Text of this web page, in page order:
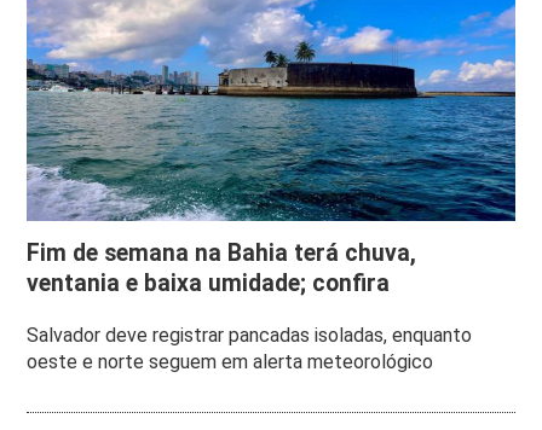
Fim de semana na Bahia terá chuva,
ventania e baixa umidade; confira
Salvador deve registrar pancadas isoladas, enquanto
oeste e norte seguem em alerta meteorológico